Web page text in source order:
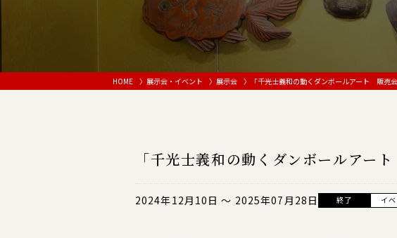
HOME 展示会・イベント 展示会 「千光士義和の動くダンボールアート 販売
「千光士義和の動くダンボールア
2024年12月10日 ～ 2025年07月28日 終了 イ